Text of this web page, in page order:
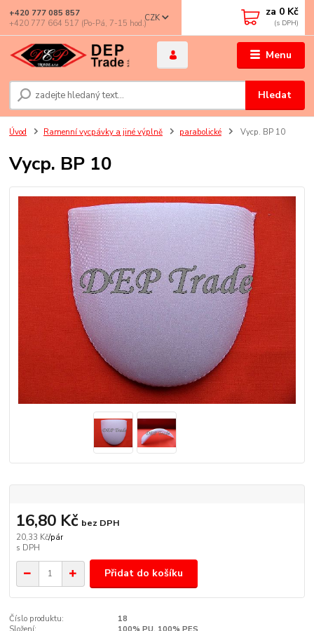
Menu
CZK
Hledat
+420 777 085 857
+420 777 664 517 (Po-Pá, 7-15 hod.)
za 0 Kč
Úvod Ramenní vycpávky a jiné výplně parabolické Vycp. BP 10
Vycp. BP 10
20,33 Kč/pár
16,80 Kč bez DPH
Přidat do košíku
Číslo produktu:
18